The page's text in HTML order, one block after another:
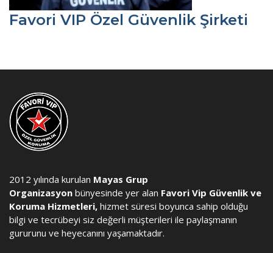
Favori VIP Özel Güvenlik Şirketi
2012 yılında kurulan Mayas Grup
Organizasyon bünyesinde yer alan Favori Vip Güvenlik ve
Koruma Hizmetleri, hizmet süresi boyunca sahip olduğu
bilgi ve tecrübeyi siz değerli müşterileri ile paylaşmanın
gururunu ve heyecanını yaşamaktadır.